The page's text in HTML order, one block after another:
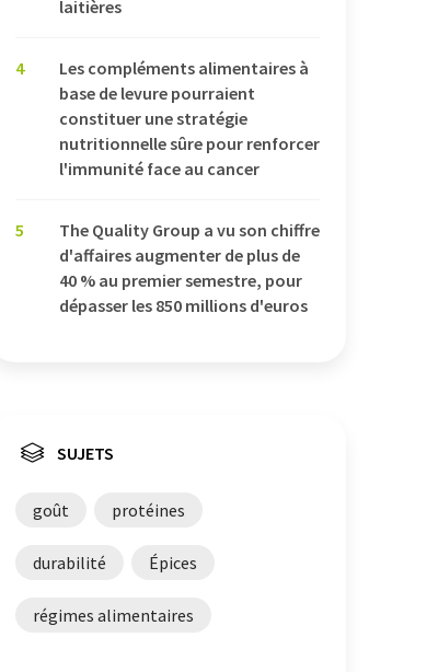
laitières
4
Les compléments alimentaires à
base de levure pourraient
constituer une stratégie
nutritionnelle sûre pour renforcer
l'immunité face au cancer
5
The Quality Group a vu son chiffre
d'affaires augmenter de plus de
40 % au premier semestre, pour
dépasser les 850 millions d'euros
SUJETS
goût protéines
durabilité Épices
régimes alimentaires